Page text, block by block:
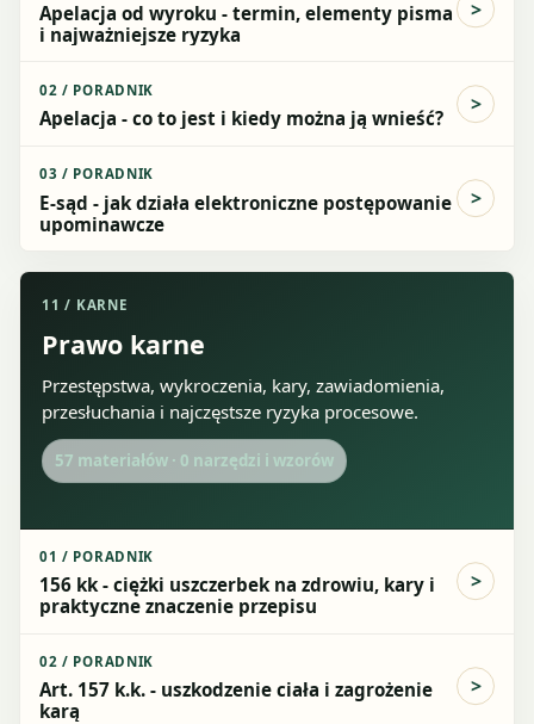
Apelacja od wyroku - termin, elementy pisma
i najważniejsze ryzyka
02 / PORADNIK
Apelacja - co to jest i kiedy można ją wnieść?
03 / PORADNIK
E-sąd - jak działa elektroniczne postępowanie
upominawcze
11 / KARNE
Prawo karne
Przestępstwa, wykroczenia, kary, zawiadomienia,
przesłuchania i najczęstsze ryzyka procesowe.
57 materiałów · 0 narzędzi i wzorów
01 / PORADNIK
156 kk - ciężki uszczerbek na zdrowiu, kary i
praktyczne znaczenie przepisu
02 / PORADNIK
Art. 157 k.k. - uszkodzenie ciała i zagrożenie
karą